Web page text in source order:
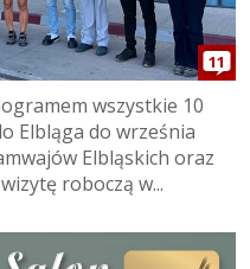
11
wszystkie 10
Elbląga do września
Elbląskich oraz
roboczą w...